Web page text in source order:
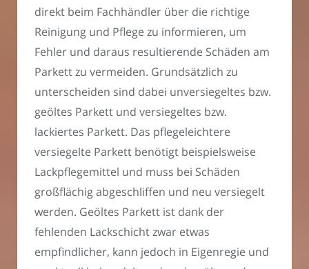
direkt beim Fachhändler über die richtige
Reinigung und Pflege zu informieren, um
Fehler und daraus resultierende Schäden am
Parkett zu vermeiden. Grundsätzlich zu
unterscheiden sind dabei unversiegeltes bzw.
geöltes Parkett und versiegeltes bzw.
lackiertes Parkett. Das pflegeleichtere
versiegelte Parkett benötigt beispielsweise
Lackpflegemittel und muss bei Schäden
großflächig abgeschliffen und neu versiegelt
werden. Geöltes Parkett ist dank der
fehlenden Lackschicht zwar etwas
empfindlicher, kann jedoch in Eigenregie und